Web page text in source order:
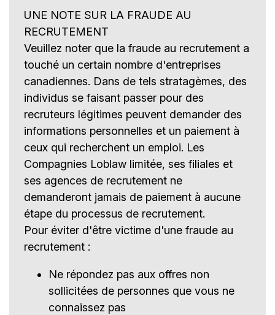
UNE NOTE SUR LA FRAUDE AU
RECRUTEMENT
Veuillez noter que la fraude au recrutement a
touché un certain nombre d'entreprises
canadiennes. Dans de tels stratagèmes, des
individus se faisant passer pour des
recruteurs légitimes peuvent demander des
informations personnelles et un paiement à
ceux qui recherchent un emploi. Les
Compagnies Loblaw limitée, ses filiales et
ses agences de recrutement ne
demanderont jamais de paiement à aucune
étape du processus de recrutement.
Pour éviter d'être victime d'une fraude au
recrutement :
Ne répondez pas aux offres non
sollicitées de personnes que vous ne
connaissez pas